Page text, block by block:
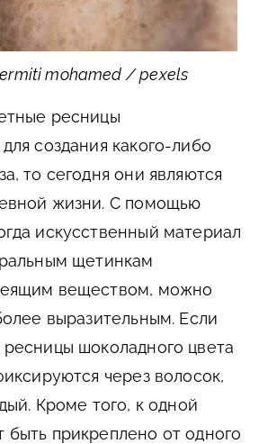
mohamed / pexels
ресницы
создания какого-либо
то сегодня они являются
жизни. С помощью
искусственный материал
щетинкам
веществом, можно
выразительным. Если
шоколадного цвета
через волосок,
Кроме того, к одной
прикреплено от одного